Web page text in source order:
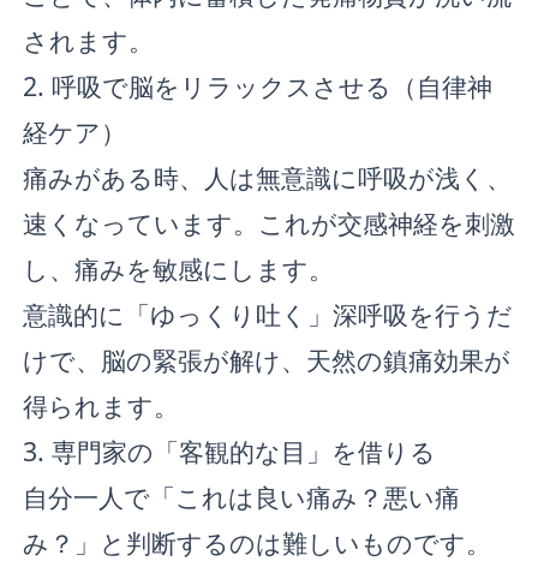
されます。
2. 呼吸で脳をリラックスさせる（自律神
経ケア）
痛みがある時、人は無意識に呼吸が浅く、
速くなっています。これが交感神経を刺激
し、痛みを敏感にします。
意識的に「ゆっくり吐く」深呼吸を行うだ
けで、脳の緊張が解け、天然の鎮痛効果が
得られます。
3. 専門家の「客観的な目」を借りる
自分一人で「これは良い痛み？悪い痛
み？」と判断するのは難しいものです。